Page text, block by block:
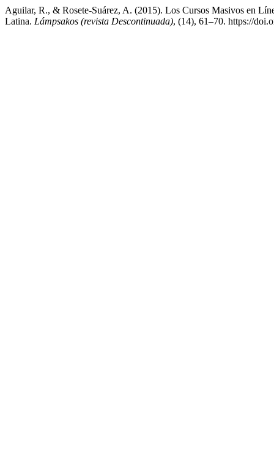
Aguilar, R., & Rosete-Suárez, A. (2015). Los Cursos Masivos en
Latina. Lámpsakos (revista Descontinuada), (14), 61–70. https://